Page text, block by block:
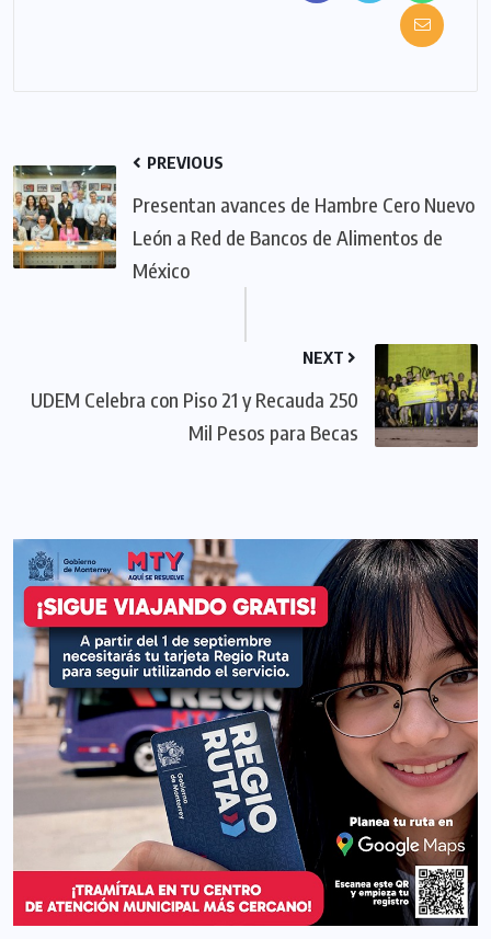
PREVIOUS
Presentan avances de Hambre Cero Nuevo
León a Red de Bancos de Alimentos de
México
NEXT
UDEM Celebra con Piso 21 y Recauda 250
Mil Pesos para Becas